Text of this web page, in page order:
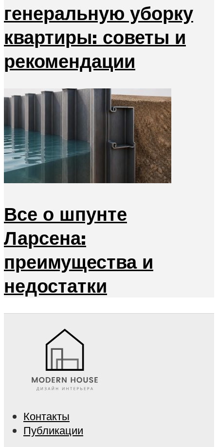
генеральную уборку
квартиры: советы и
рекомендации
Все о шпунте
Ларсена:
преимущества и
недостатки
Контакты
Публикации